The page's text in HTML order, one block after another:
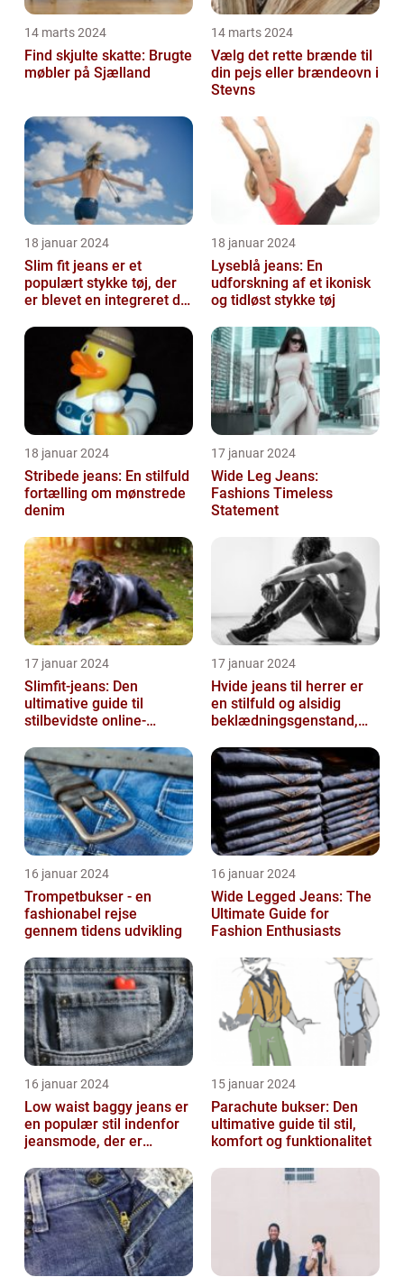
14 marts 2024
Find skjulte skatte: Brugte
møbler på Sjælland
14 marts 2024
Vælg det rette brænde til
din pejs eller brændeovn i
Stevns
18 januar 2024
Slim fit jeans er et
populært stykke tøj, der
er blevet en integreret del
garder...
18 januar 2024
Lyseblå jeans: En
udforskning af et ikonisk
og tidløst stykke tøj
18 januar 2024
Stribede jeans: En stilfuld
fortælling om mønstrede
denim
17 januar 2024
Wide Leg Jeans:
Fashions Timeless
Statement
17 januar 2024
Slimfit-jeans: Den
ultimative guide til
stilbevidste online-
17 januar 2024
Hvide jeans til herrer er
en stilfuld og alsidig
beklædningsgenstand,
r...
16 januar 2024
Trompetbukser - en
fashionabel rejse
gennem tidens udvikling
16 januar 2024
Wide Legged Jeans: The
Ultimate Guide for
Fashion Enthusiasts
16 januar 2024
Low waist baggy jeans er
en populær stil indenfor
jeansmode, der er
talje og ...
15 januar 2024
Parachute bukser: Den
ultimative guide til stil,
komfort og funktionalitet